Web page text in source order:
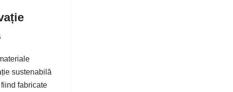
sustenabilă
fabricate